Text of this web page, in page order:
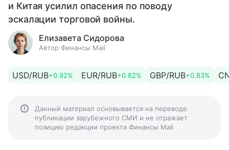
и Китая усилил опасения по поводу
эскалации торговой войны.
Елизавета Сидорова
Автор Финансы Mail
USD/RUB+0.92% EUR/RUB+0.82% GBP/RUB+0.83%
Данный материал основывается на переводе
публикации зарубежного СМИ и не отражает
позицию редакции проекта Финансы Mail